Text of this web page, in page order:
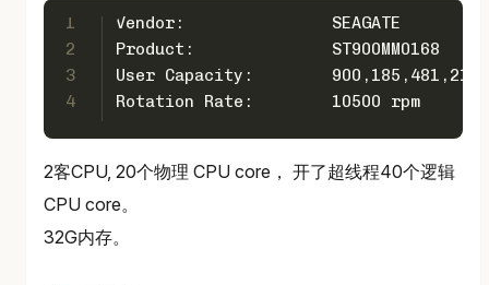
1
2
3
4
Vendor:               SEAGATE
Product:              ST900MM0168
User Capacity:        900,185,481,216
Rotation Rate:        10500 rpm
2客CPU, 20个物理 CPU core， 开了超线程40个逻辑
CPU core。
32G内存。